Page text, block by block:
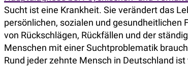
Sucht ist eine Krankheit. Sie verändert das
persönlichen, sozialen und gesundheitlichen
von Rückschlägen, Rückfällen und der
Menschen mit einer Suchtproblematik
Rund jeder zehnte Mensch in Deutschland